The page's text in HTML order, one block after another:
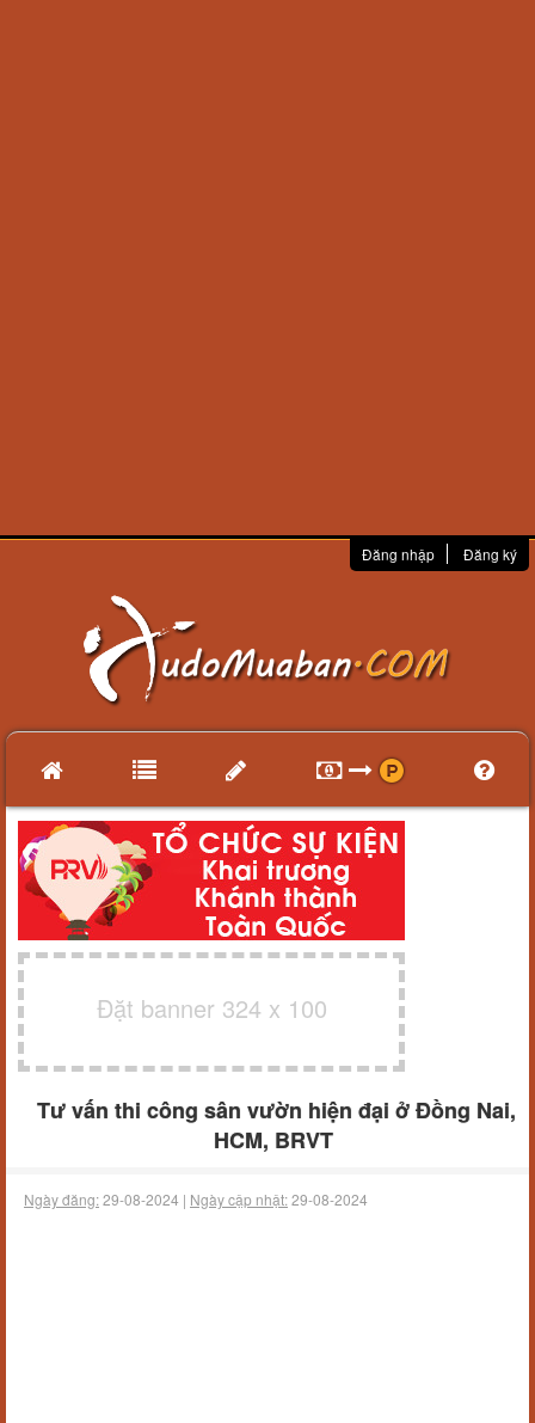
Đăng nhập Đăng ký
Đặt banner 324 x 100
Tư vấn thi công sân vườn hiện đại ở Đồng Nai,
HCM, BRVT
Ngày đăng:29-08-2024 | Ngày cập nhật:29-08-2024